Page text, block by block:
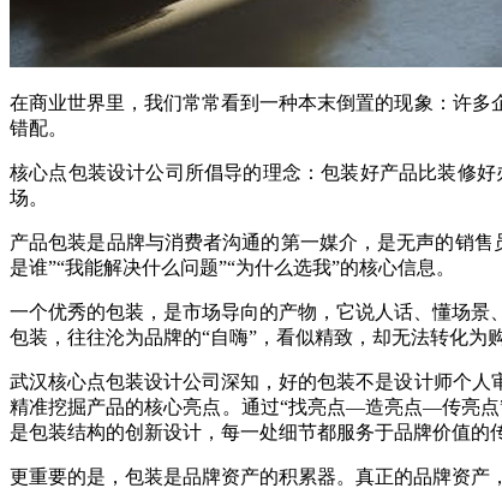
在商业世界里，我们常常看到一种本末倒置的现象：许
错配。
核心点包装设计公司所倡导的理念：包装好产品比装修
场。
产品包装是品牌与消费者沟通的第一媒介，是无声的销
是谁”“我能解决什么问题”“为什么选我”的核心信息。
一个优秀的包装，是市场导向的产物，它说人话、懂场
包装，往往沦为品牌的“自嗨”，看似精致，却无法转化为
武汉核心点包装设计公司深知，好的包装不是设计师个人
精准挖掘产品的核心亮点。通过“找亮点—造亮点—传亮
是包装结构的创新设计，每一处细节都服务于品牌价值的
更重要的是，包装是品牌资产的积累器。真正的品牌资